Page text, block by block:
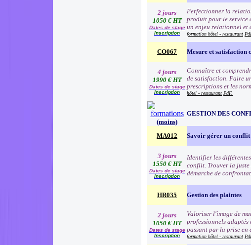
2 jours
1050 € HT
Dates de stage
Inscription
Perfectionner la
produit pour le service
un enjeu relationnel et
formation hôtel - restaurant
CO067 Mesure et satisfaction
4 jours
1990 € HT
Dates de stage
Inscription
Connaître et
de satisfaction. Faire
prescriptions et les
hôtel - restaurant PdF.
(moins)
GESTION DES
MA012 Savoir gérer un conflit
3 jours
1550 € HT
Dates de stage
Inscription
Identifier les
conflit. Trouver la
démarche de
HR035 Gestion des plaintes
2 jours
1050 € HT
Dates de stage
Inscription
Valoriser l'image de
professionnels
passant par la prise en
formation hôtel - restaurant